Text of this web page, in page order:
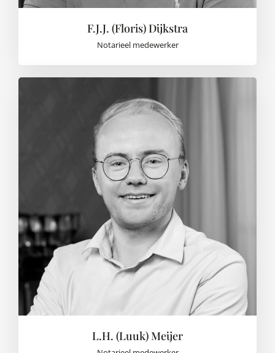
F.J.J. (Floris) Dijkstra
Notarieel medewerker
L.H. (Luuk) Meijer